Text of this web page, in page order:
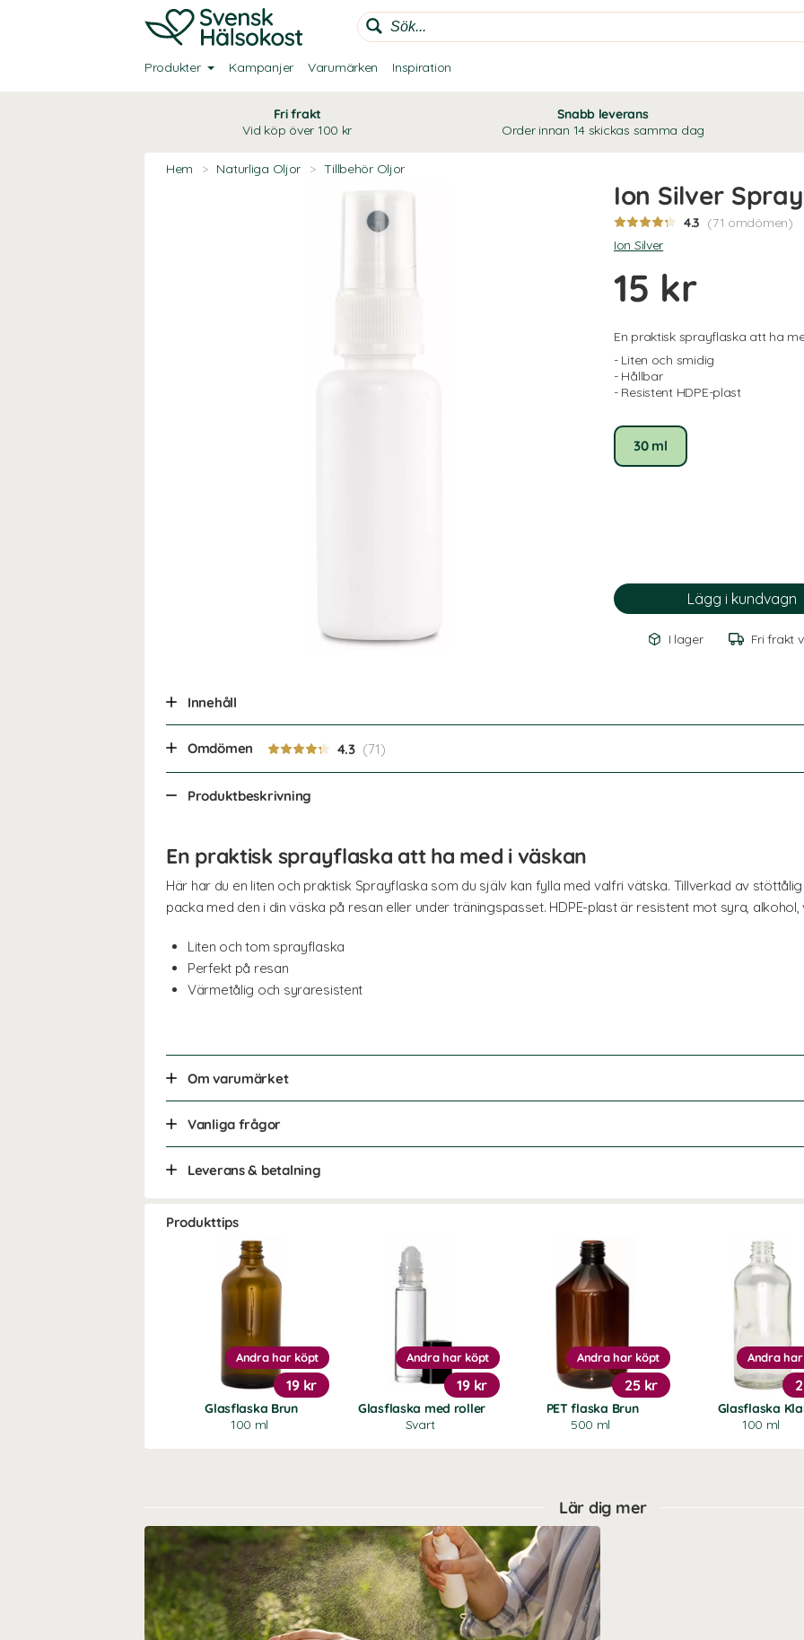
Produkter Kampanjer Varumärken Inspiration
Fri frakt
Vid köp över 100 kr
Snabb leverans
Order innan 14 skickas samma dag
Hem > Naturliga Oljor > Tillbehör Oljor
Ion Silver
4.3 (71 omdömen)
Ion Silver
15 kr
En praktisk sprayflaska att ha
- Liten och smidig
- Hållbar
- Resistent HDPE-plast
30 ml
I lager Fri frakt
Innehåll
Omdömen 4.3
Produktbeskrivning
En praktisk sprayflaska att ha med i väskan
Här har du en liten och praktisk Sprayflaska som du själv kan fylla med valfri vätska. Tillverkad av
packa med den i din väska på resan eller under träningspasset. HDPE-plast är resistent mot syra,
Liten och tom sprayflaska
Perfekt på resan
Värmetålig och syraresistent
Om varumärket
Vanliga frågor
Leverans & betalning
Produkttips
Glasflaska Brun
100 ml
Andra har köpt
19 kr
Glasflaska med roller
Svart
Andra har köpt
19 kr
PET flaska Brun
500 ml
Andra har köpt
25 kr
Glasflaska
100 ml
Andra
Lär dig mer